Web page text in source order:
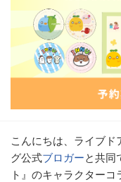
こんにちは、ライブ
グ公式ブロガーと共同
ト』のキャラクター